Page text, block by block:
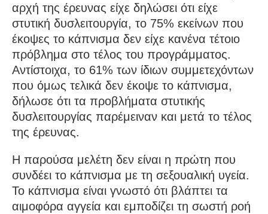
αρχή της έρευνας είχε δηλώσει ότι είχε
στυτική δυσλειτουργία, το 75% εκείνων που
έκοψες το κάπνισμα δεν είχε κανένα τέτοιο
πρόβλημα στο τέλος του προγράμματος.
Αντίστοιχα, το 61% των ίδιων συμμετεχόντων
που όμως τελικά δεν έκοψε το κάπνισμα,
δήλωσε ότι τα προβλήματα στυτικής
δυσλειτουργίας παρέμειναν και μετά το τέλος
της έρευνας.
Η παρούσα μελέτη δεν είναι η πρώτη που
συνδέει το κάπνισμα με τη σεξουαλική υγεία.
Το κάπνισμα είναι γνωστό ότι βλάπτει τα
αιμοφόρα αγγεία και εμποδίζει τη σωστή ροή